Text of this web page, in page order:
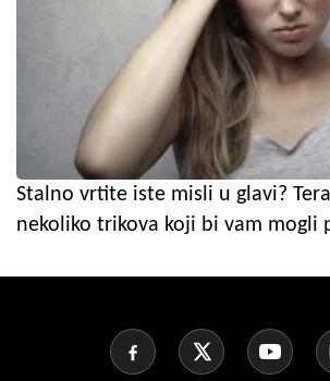
Stalno vrtite iste misli u glavi?
nekoliko trikova koji bi vam mogli